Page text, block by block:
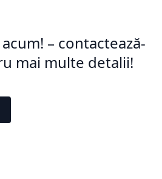
– contactează-
mai multe detalii!